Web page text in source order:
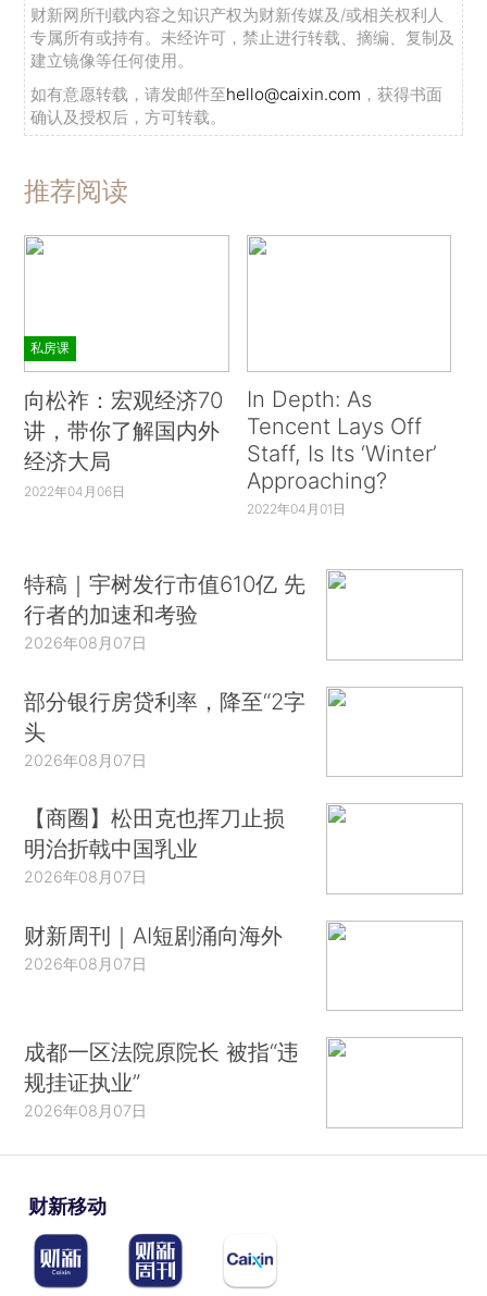
财新网所刊载内容之知识产权为财新传媒及/或相关权利人
专属所有或持有。未经许可，禁止进行转载、摘编、复制及
建立镜像等任何使用。
如有意愿转载，请发邮件至hello@caixin.com ，获得书面
确认及授权后，方可转载。
推荐阅读
私房课
向松祚：宏观经济70
讲，带你了解国内外
经济大局
2022年04月06日
In Depth: As
Tencent Lays Off
Staff, Is Its ‘Winter’
Approaching?
2022年04月01日
特稿｜宇树发行市值610亿 先
行者的加速和考验
2026年08月07日
部分银行房贷利率，降至“2字
头
2026年08月07日
【商圈】松田克也挥刀止损
明治折戟中国乳业
2026年08月07日
财新周刊｜AI短剧涌向海外
2026年08月07日
成都一区法院原院长 被指“违
规挂证执业”
2026年08月07日
财新移动